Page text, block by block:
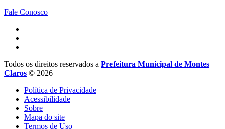
Fale Conosco
Todos os direitos reservados a Prefeitura Municipal de Montes
Claros © 2026
Política de Privacidade
Acessibilidade
Sobre
Mapa do site
Termos de Uso